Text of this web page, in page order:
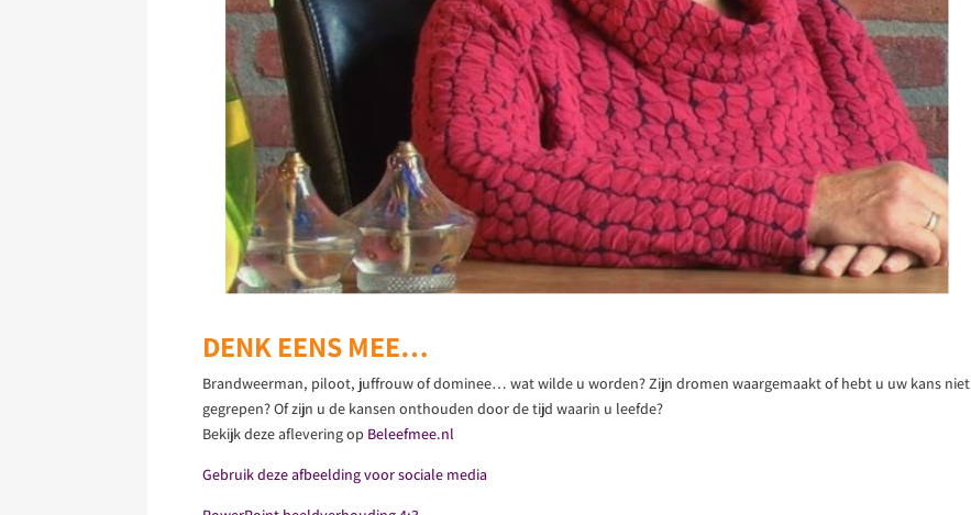
DENK EENS MEE…
Brandweerman, piloot, juffrouw of dominee… wat wilde u worden? Zijn dromen waargemaakt of hebt u uw kans niet
gegrepen? Of zijn u de kansen onthouden door de tijd waarin u leefde?
Bekijk deze aflevering op Beleefmee.nl
Gebruik deze afbeelding voor sociale media